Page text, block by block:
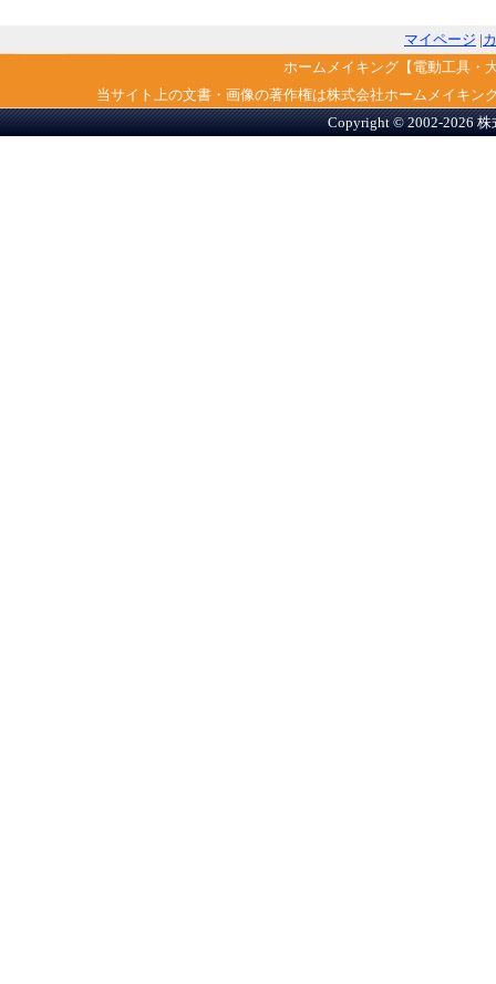
マイページ |
ホームメイキング【電動工具・
当サイト上の文書・画像の著作権は株式会社ホームメイキ
Copyright © 2002-2026